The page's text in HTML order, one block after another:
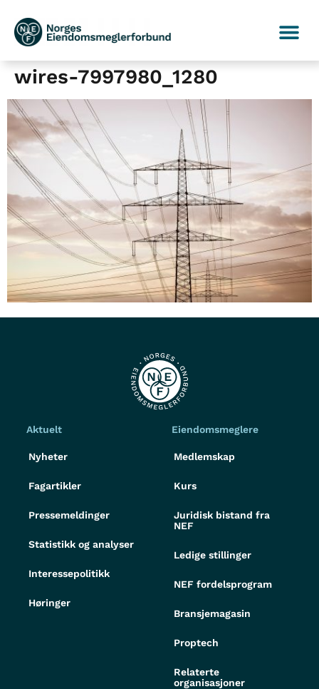
wires-7997980_1280
Aktuelt
Nyheter
Fagartikler
Pressemeldinger
Statistikk og analyser
Interessepolitikk
Høringer
Eiendomsmeglere
Medlemskap
Kurs
Juridisk bistand fra
NEF
Ledige stillinger
NEF fordelsprogram
Bransjemagasin
Proptech
Relaterte
organisasjoner